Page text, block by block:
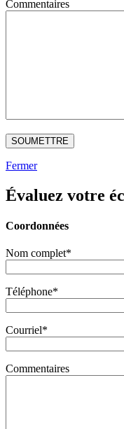
Commentaires
Fermer
Évaluez votre
Coordonnées
Nom complet*
Téléphone*
Courriel*
Commentaires